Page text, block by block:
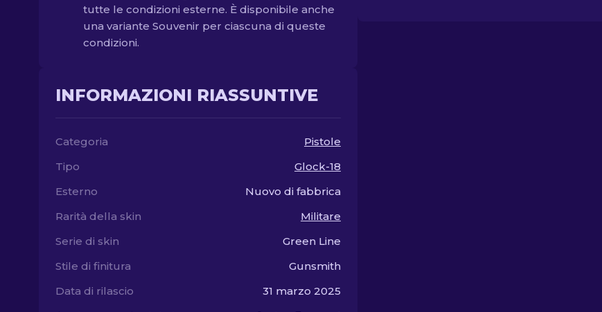
tutte le condizioni esterne. È disponibile anche
una variante Souvenir per ciascuna di queste
condizioni.
INFORMAZIONI RIASSUNTIVE
Categoria
Pistole
Tipo
Glock-18
Esterno
Nuovo di fabbrica
Rarità della skin
Militare
Serie di skin
Green Line
Stile di finitura
Gunsmith
Data di rilascio
31 marzo 2025